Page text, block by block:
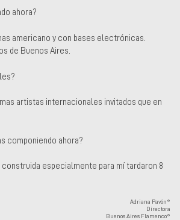
ahora?
americano y con bases electrónicas.
de Buenos Aires.
artistas internacionales invitados que en
componiendo ahora?
construida especialmente para mí tardaron 8
Adriana Pavón®
Directora
Buenos Aires Flamenco®